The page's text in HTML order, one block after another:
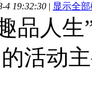
4 19:32:30 | 显示全
品人生
活动